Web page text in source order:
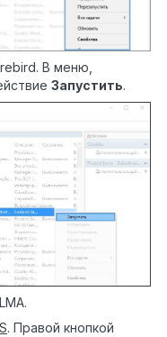
В меню,
Запустить.
. Правой кнопкой